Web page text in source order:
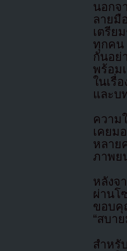
นอกจ
ลาย
เตรีย
ทุกคน
กันอย่
พร้อม
ในเรื่
และบ
ความ
เคยม
หลา
ภาพย
หลังจ
ผ่านโ
ขอบคุ
“สบา
สำหรั